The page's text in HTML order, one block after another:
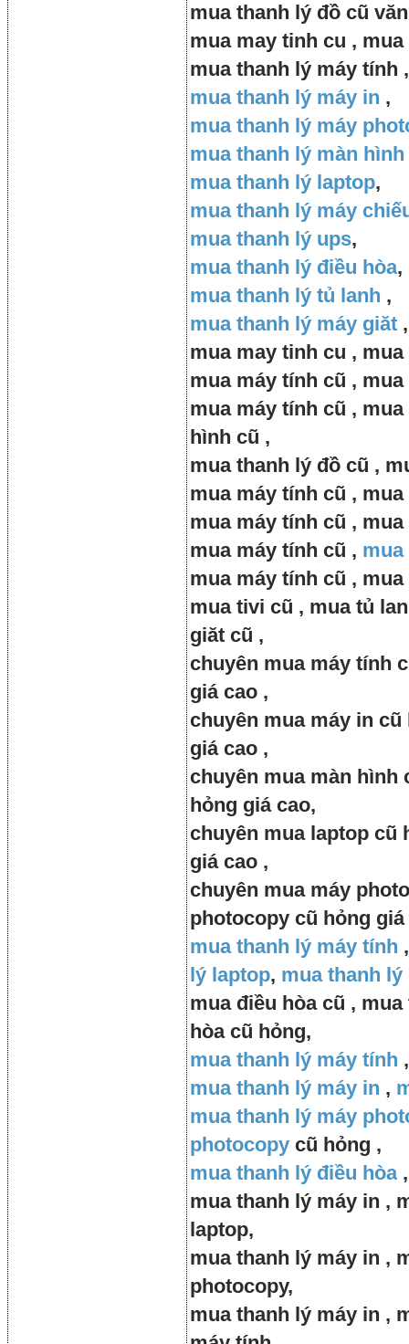
mua thanh lý đồ cũ
mua may tinh cu ,
mua thanh lý máy tính ,
mua thanh lý máy in ,
mua thanh lý máy
mua thanh lý màn hình
mua thanh lý laptop,
mua thanh lý máy
mua thanh lý ups,
mua thanh lý điều hòa,
mua thanh lý tủ lanh ,
mua thanh lý máy giăt ,
mua may tinh cu ,
mua máy tính cũ ,
mua máy tính cũ ,
hình cũ ,
mua thanh lý đồ cũ ,
mua máy tính cũ ,
mua máy tính cũ ,
mua máy tính cũ , mua
mua máy tính cũ ,
mua tivi cũ , mua tủ
giăt cũ ,
chuyên mua máy tính
giá cao ,
chuyên mua máy in
giá cao ,
chuyên mua màn hình
hỏng giá cao,
chuyên mua laptop cũ
giá cao ,
chuyên mua máy
photocopy cũ hỏng giá
mua thanh lý máy tính
lý laptop, mua thanh
mua điều hòa cũ ,
hòa cũ hỏng,
mua thanh lý máy tính
mua thanh lý máy in ,
mua thanh lý máy
photocopy cũ hỏng ,
mua thanh lý điều hòa
mua thanh lý máy in ,
laptop,
mua thanh lý máy in ,
photocopy,
mua thanh lý máy in ,